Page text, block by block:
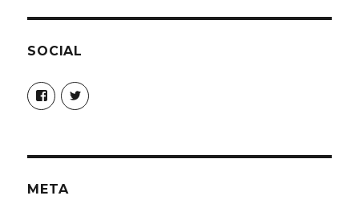
SOCIAL
Profil
von
christoph.fleischer1
anzeigen
Profil
von
anzeigen
META